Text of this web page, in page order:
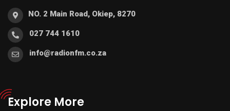
NO. 2 Main Road, Okiep, 8270
027 744 1610
info@radionfm.co.za
Explore More